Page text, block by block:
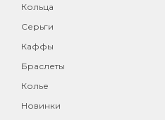
Кольца
Серьги
Каффы
Браслеты
Колье
Новинки